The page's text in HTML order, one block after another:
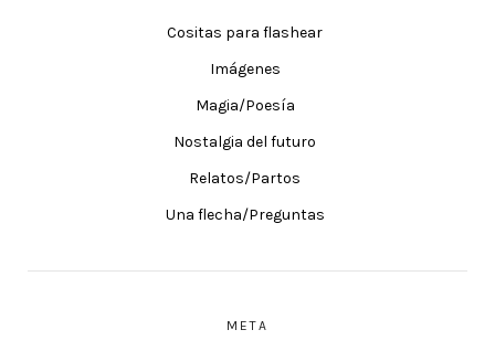
Cositas para flashear
Imágenes
Magia/Poesía
Nostalgia del futuro
Relatos/Partos
Una flecha/Preguntas
META